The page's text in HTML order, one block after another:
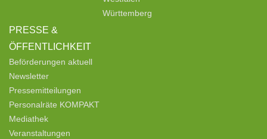
PRESSE &
ÖFFENTLICHKEIT
Beförderungen aktuell
Newsletter
Pressemitteilungen
Personalräte KOMPAKT
Mediathek
Veranstaltungen
Württemberg